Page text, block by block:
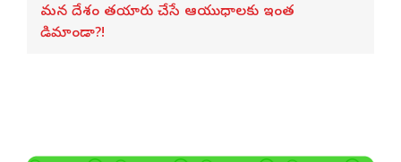
మన దేశం తయారు చేసే ఆయుధాలకు ఇంత
డిమాండా?!